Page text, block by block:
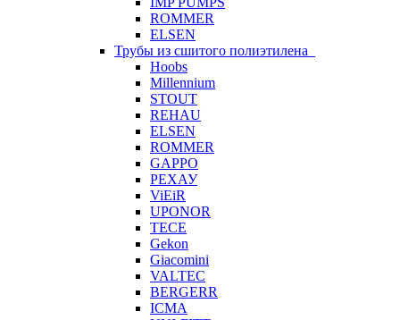
ROMMER
ELSEN
Трубы из сшитого полиэтилена
Hoobs
Millennium
STOUT
REHAU
ELSEN
ROMMER
GAPPO
РЕХАУ
ViEiR
UPONOR
TECE
Gekon
Giacomini
VALTEC
BERGERR
ICMA